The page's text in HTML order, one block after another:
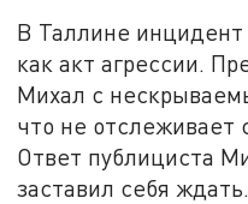
В Таллине
как акт агрессии.
Михал с
что не отслеживает
Ответ публициста
заставил себя ждать.